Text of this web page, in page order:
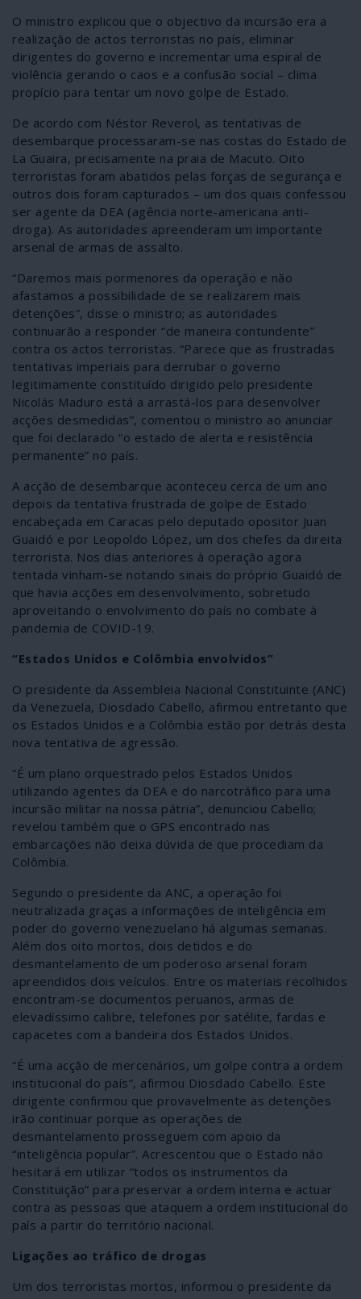
O ministro explicou que o objectivo da incursão era a
realização de actos terroristas no país, eliminar
dirigentes do governo e incrementar uma espiral de
violência gerando o caos e a confusão social – clima
propício para tentar um novo golpe de Estado.
De acordo com Néstor Reverol, as tentativas de
desembarque processaram-se nas costas do Estado de
La Guaira, precisamente na praia de Macuto. Oito
terroristas foram abatidos pelas forças de segurança e
outros dois foram capturados – um dos quais confessou
ser agente da DEA (agência norte-americana anti-
droga). As autoridades apreenderam um importante
arsenal de armas de assalto.
“Daremos mais pormenores da operação e não
afastamos a possibilidade de se realizarem mais
detenções”, disse o ministro; as autoridades
continuarão a responder “de maneira contundente”
contra os actos terroristas. “Parece que as frustradas
tentativas imperiais para derrubar o governo
legitimamente constituído dirigido pelo presidente
Nicolás Maduro está a arrastá-los para desenvolver
acções desmedidas”, comentou o ministro ao anunciar
que foi declarado “o estado de alerta e resistência
permanente” no país.
A acção de desembarque aconteceu cerca de um ano
depois da tentativa frustrada de golpe de Estado
encabeçada em Caracas pelo deputado opositor Juan
Guaidó e por Leopoldo López, um dos chefes da direita
terrorista. Nos dias anteriores à operação agora
tentada vinham-se notando sinais do próprio Guaidó de
que havia acções em desenvolvimento, sobretudo
aproveitando o envolvimento do país no combate à
pandemia de COVID-19.
“Estados Unidos e Colômbia envolvidos”
O presidente da Assembleia Nacional Constituinte (ANC)
da Venezuela, Diosdado Cabello, afirmou entretanto que
os Estados Unidos e a Colômbia estão por detrás desta
nova tentativa de agressão.
“É um plano orquestrado pelos Estados Unidos
utilizando agentes da DEA e do narcotráfico para uma
incursão militar na nossa pátria”, denunciou Cabello;
revelou também que o GPS encontrado nas
embarcações não deixa dúvida de que procediam da
Colômbia.
Segundo o presidente da ANC, a operação foi
neutralizada graças a informações de inteligência em
poder do governo venezuelano há algumas semanas.
Além dos oito mortos, dois detidos e do
desmantelamento de um poderoso arsenal foram
apreendidos dois veículos. Entre os materiais recolhidos
encontram-se documentos peruanos, armas de
elevadíssimo calibre, telefones por satélite, fardas e
capacetes com a bandeira dos Estados Unidos.
“É uma acção de mercenários, um golpe contra a ordem
institucional do país”, afirmou Diosdado Cabello. Este
dirigente confirmou que provavelmente as detenções
irão continuar porque as operações de
desmantelamento prosseguem com apoio da
“inteligência popular”. Acrescentou que o Estado não
hesitará em utilizar “todos os instrumentos da
Constituição” para preservar a ordem interna e actuar
contra as pessoas que ataquem a ordem institucional do
país a partir do território nacional.
Ligações ao tráfico de drogas
Um dos terroristas mortos, informou o presidente da